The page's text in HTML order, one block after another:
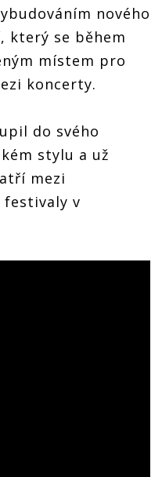
nového
který se během
místem pro
koncerty.
do svého
stylu a už
mezi
festivaly v